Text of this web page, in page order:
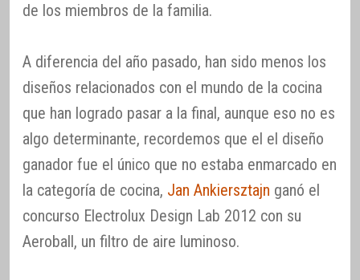
de los miembros de la familia.
A diferencia del año pasado, han sido menos los
diseños relacionados con el mundo de la cocina
que han logrado pasar a la final, aunque eso no es
algo determinante, recordemos que el el diseño
ganador fue el único que no estaba enmarcado en
la categoría de cocina, Jan Ankiersztajn ganó el
concurso Electrolux Design Lab 2012 con su
Aeroball, un filtro de aire luminoso.